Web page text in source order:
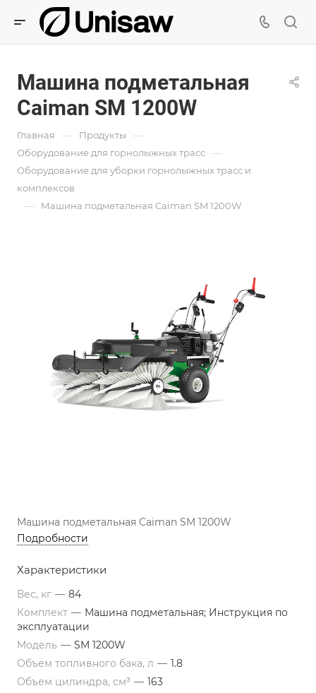
Машина подметальная
Caiman SM 1200W
Главная — Продукты —
Оборудование для горнолыжных трасс —
Оборудование для уборки горнолыжных трасс и
комплексов
— Машина подметальная Caiman SM 1200W
Машина подметальная Caiman SM 1200W
Подробности
Характеристики
Вес, кг — 84
Комплект — Машина подметальная; Инструкция по
эксплуатации
Модель — SM 1200W
Объем топливного бака, л — 1.8
Объем цилиндра, см³ — 163